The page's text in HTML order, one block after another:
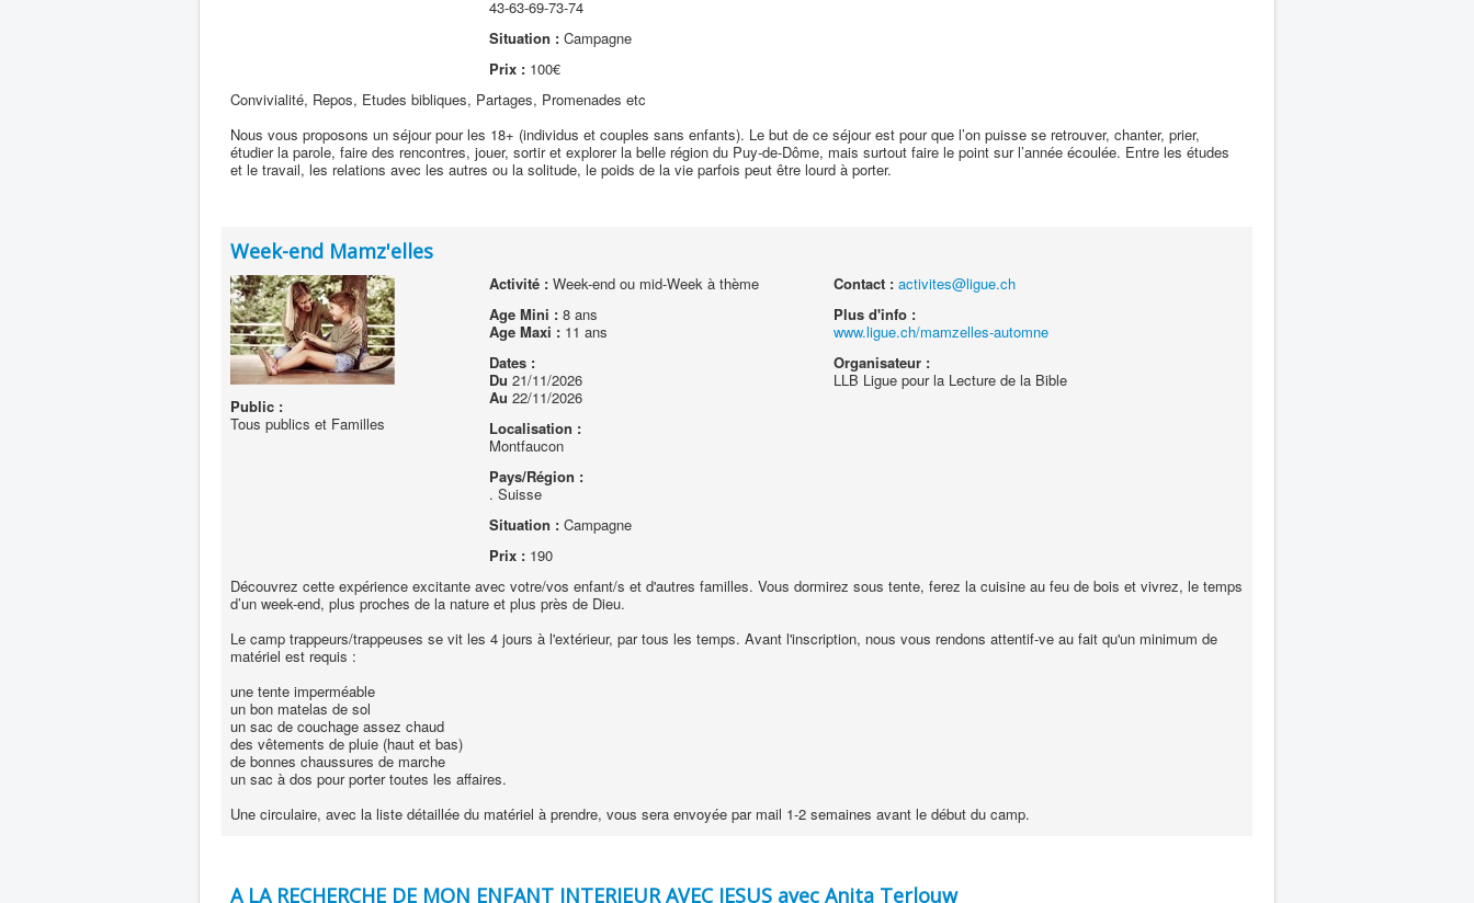
43-63-69-73-74
Situation :Campagne
Prix :100€
Convivialité, Repos, Etudes bibliques, Partages, Promenades etc
Nous vous proposons un séjour pour les 18+ (individus et couples sans enfants). Le but de ce séjour est pour que l’on puisse se retrouver, chanter, prier,
étudier la parole, faire des rencontres, jouer, sortir et explorer la belle région du Puy-de-Dôme, mais surtout faire le point sur l’année écoulée. Entre les études
et le travail, les relations avec les autres ou la solitude, le poids de la vie parfois peut être lourd à porter.
Week-end Mamz'elles
Public :
Tous publics et Familles
Activité :Week-end ou mid-Week à thème
Age Mini :8 ans
Age Maxi :11 ans
Dates :
Du 21/11/2026
Au 22/11/2026
Localisation :
Montfaucon
Pays/Région :
. Suisse
Situation :Campagne
Prix :190
Contact : activites@ligue.ch
Plus d'info :
www.ligue.ch/mamzelles-automne
Organisateur :
LLB Ligue pour la Lecture de la Bible
Découvrez cette expérience excitante avec votre/vos enfant/s et d'autres familles. Vous dormirez sous tente, ferez la cuisine au feu de bois et vivrez, le temps
d’un week-end, plus proches de la nature et plus près de Dieu.
Le camp trappeurs/trappeuses se vit les 4 jours à l'extérieur, par tous les temps. Avant l'inscription, nous vous rendons attentif-ve au fait qu'un minimum de
matériel est requis :
une tente imperméable
un bon matelas de sol
un sac de couchage assez chaud
des vêtements de pluie (haut et bas)
de bonnes chaussures de marche
un sac à dos pour porter toutes les affaires.
Une circulaire, avec la liste détaillée du matériel à prendre, vous sera envoyée par mail 1-2 semaines avant le début du camp.
A LA RECHERCHE DE MON ENFANT INTERIEUR AVEC JESUS avec Anita Terlouw